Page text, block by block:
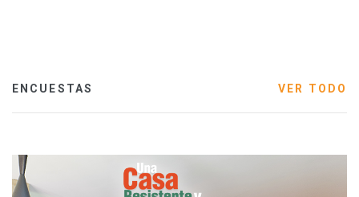
ENCUESTAS VER TODO